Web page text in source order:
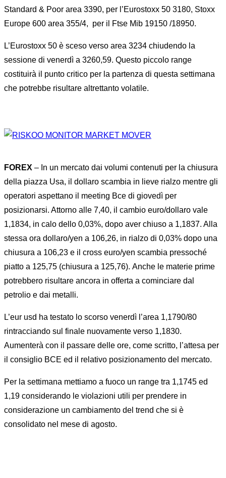
Standard & Poor area 3390, per l’Eurostoxx 50 3180, Stoxx
Europe 600 area 355/4, per il Ftse Mib 19150 /18950.
L’Eurostoxx 50 è sceso verso area 3234 chiudendo la
sessione di venerdì a 3260,59. Questo piccolo range
costituirà il punto critico per la partenza di questa settimana
che potrebbe risultare altrettanto volatile.
FOREX – In un mercato dai volumi contenuti per la chiusura
della piazza Usa, il dollaro scambia in lieve rialzo mentre gli
operatori aspettano il meeting Bce di giovedì per
posizionarsi. Attorno alle 7,40, il cambio euro/dollaro vale
1,1834, in calo dello 0,03%, dopo aver chiuso a 1,1837. Alla
stessa ora dollaro/yen a 106,26, in rialzo di 0,03% dopo una
chiusura a 106,23 e il cross euro/yen scambia pressoché
piatto a 125,75 (chiusura a 125,76). Anche le materie prime
potrebbero risultare ancora in offerta a cominciare dal
petrolio e dai metalli.
L’eur usd ha testato lo scorso venerdì l’area 1,1790/80
rintracciando sul finale nuovamente verso 1,1830.
Aumenterà con il passare delle ore, come scritto, l’attesa per
il consiglio BCE ed il relativo posizionamento del mercato.
Per la settimana mettiamo a fuoco un range tra 1,1745 ed
1,19 considerando le violazioni utili per prendere in
considerazione un cambiamento del trend che si è
consolidato nel mese di agosto.